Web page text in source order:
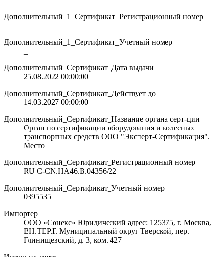
Дополнительный_1_Сертификат_Регистрационный номер
Дополнительный_1_Сертификат_Учетный номер
Дополнительный_Сертификат_Дата выдачи
25.08.2022 00:00:00
Дополнительный_Сертификат_Действует до
14.03.2027 00:00:00
Дополнительный_Сертификат_Название органа серт-ции
Орган по сертификации оборудования и колесных
транспортных средств ООО "Эксперт-Сертификация".
Место
Дополнительный_Сертификат_Регистрационный номер
RU C-CN.НА46.В.04356/22
Дополнительный_Сертификат_Учетный номер
0395535
Импортер
ООО «Сонекс» Юридический адрес: 125375, г. Москва,
ВН.ТЕР.Г. Муниципальный округ Тверской, пер.
Глинищевский, д. 3, ком. 427